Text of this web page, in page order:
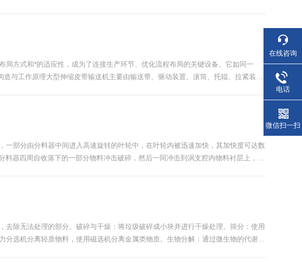
方式和*的适应性，成为了连接生产环节、优化流程布局的关键设备。它如同一
与工作原理大型伸缩皮带输送机主要由输送带、驱动装置、滚筒、托辊、拉紧装
部分由分料器中间进入高速旋转的叶轮中，在叶轮内被迅速加快，其加快度可达数
器四周自收落下的一部分物料冲击破碎，然后一同冲击到涡支腔内物料衬层上，被
除无法处理的部分。破碎与干燥：将垃圾破碎成小块并进行干燥处理。筛分：使用
选机分离轻质物料，使用磁选机分离金属类物质。生物分解：通过微生物的代谢作
在线咨询
电话
微信扫一扫